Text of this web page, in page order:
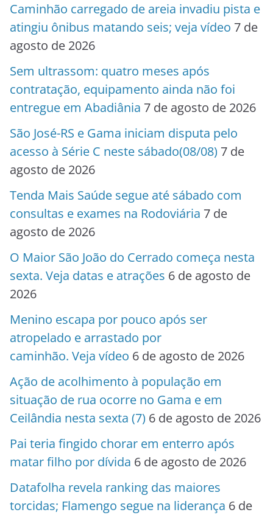
Caminhão carregado de areia invadiu pista e
atingiu ônibus matando seis; veja vídeo 7 de
agosto de 2026
Sem ultrassom: quatro meses após
contratação, equipamento ainda não foi
entregue em Abadiânia 7 de agosto de 2026
São José-RS e Gama iniciam disputa pelo
acesso à Série C neste sábado(08/08) 7 de
agosto de 2026
Tenda Mais Saúde segue até sábado com
consultas e exames na Rodoviária 7 de
agosto de 2026
O Maior São João do Cerrado começa nesta
sexta. Veja datas e atrações 6 de agosto de
2026
Menino escapa por pouco após ser
atropelado e arrastado por
caminhão. Veja vídeo 6 de agosto de 2026
Ação de acolhimento à população em
situação de rua ocorre no Gama e em
Ceilândia nesta sexta (7) 6 de agosto de 2026
Pai teria fingido chorar em enterro após
matar filho por dívida 6 de agosto de 2026
Datafolha revela ranking das maiores
torcidas; Flamengo segue na liderança 6 de